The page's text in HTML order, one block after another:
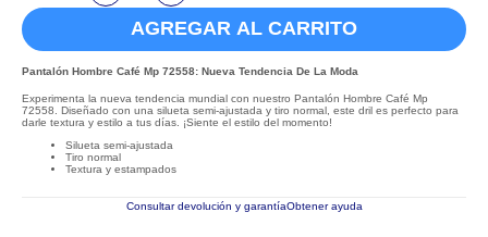
AGREGAR AL CARRITO
Pantalón Hombre Café Mp 72558: Nueva Tendencia De La Moda
Experimenta la nueva tendencia mundial con nuestro Pantalón Hombre Café Mp
72558. Diseñado con una silueta semi-ajustada y tiro normal, este dril es perfecto para
darle textura y estilo a tus días. ¡Siente el estilo del momento!
Silueta semi-ajustada
Tiro normal
Textura y estampados
Consultar devolución y garantíaObtener ayuda